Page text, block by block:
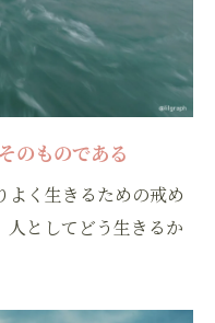
のものである
よく生きるための戒め
人としてどう生きるか